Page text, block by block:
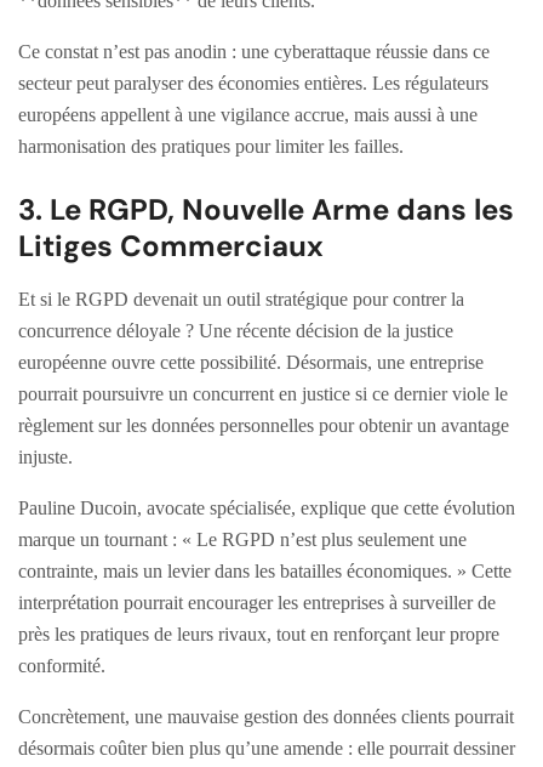
Ce constat n’est pas anodin : une cyberattaque réussie dans ce
secteur peut paralyser des économies entières. Les régulateurs
européens appellent à une vigilance accrue, mais aussi à une
harmonisation des pratiques pour limiter les failles.
3. Le RGPD, Nouvelle Arme dans les
Litiges Commerciaux
Et si le RGPD devenait un outil stratégique pour contrer la
concurrence déloyale ? Une récente décision de la justice
européenne ouvre cette possibilité. Désormais, une entreprise
pourrait poursuivre un concurrent en justice si ce dernier viole le
règlement sur les données personnelles pour obtenir un avantage
injuste.
Pauline Ducoin, avocate spécialisée, explique que cette évolution
marque un tournant : « Le RGPD n’est plus seulement une
contrainte, mais un levier dans les batailles économiques. » Cette
interprétation pourrait encourager les entreprises à surveiller de
près les pratiques de leurs rivaux, tout en renforçant leur propre
conformité.
Concrètement, une mauvaise gestion des données clients pourrait
désormais coûter bien plus qu’une amende : elle pourrait dessiner